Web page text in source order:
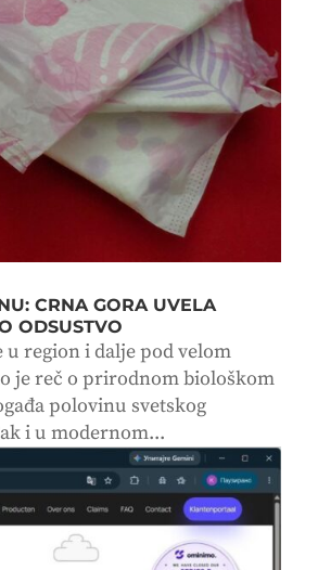
CRNA GORA UVELA
ODSUSTVO
region i dalje pod velom
je reč o prirodnom biološkom
polovinu svetskog
i u modernom...